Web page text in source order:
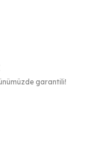
garantili!